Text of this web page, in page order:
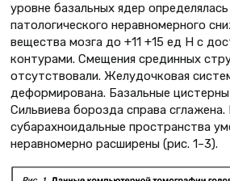
уровне базальных ядер
патологического неравномерного
вещества мозга до +11 +15 ед Н с
контурами. Смещения срединных
отсутствовали. Желудочковая
деформирована. Базальные
Сильвиева борозда справа сглажена.
субарахноидальные пространства
неравномерно расширены (рис. 1–3).